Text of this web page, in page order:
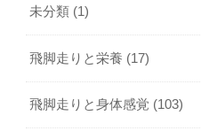
未分類 (1)
飛脚走りと栄養 (17)
飛脚走りと身体感覚 (103)